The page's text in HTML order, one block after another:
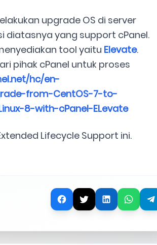
upgrade OS di server
diatasnya yang support cPanel.
tool yaitu Elevate.
pihak cPanel untuk proses
hc/en-
from-CentOS-7-to-
8-with-cPanel-ELevate
Lifecycle Support ini.